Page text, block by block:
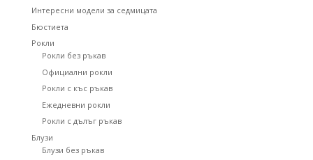
Интересни модели за седмицата
Бюстиета
Рокли
Рокли без ръкав
Официални рокли
Рокли с къс ръкав
Ежедневни рокли
Рокли с дълъг ръкав
Блузи
Блузи без ръкав